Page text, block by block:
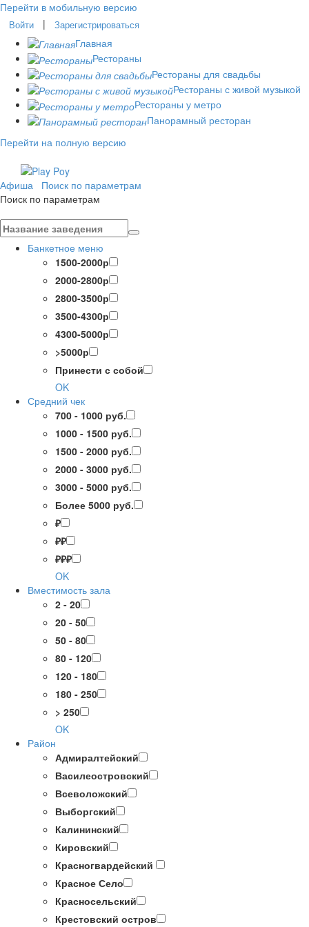
Перейти в мобильную версию
Войти | Зарегистрироваться
Главная
Рестораны
Рестораны для свадьбы
Рестораны с живой музыкой
Рестораны у метро
Панорамный ресторан
Перейти на полную версию
Афиша
Поиск по параметрам
Поиск по параметрам
Банкетное меню
1500-2000р
2000-2800р
2800-3500р
3500-4300р
4300-5000р
>5000р
Принести с собой
OK
Средний чек
700 - 1000 руб.
1000 - 1500 руб.
1500 - 2000 руб.
2000 - 3000 руб.
3000 - 5000 руб.
Более 5000 руб.
₽
₽₽
₽₽₽
OK
Вместимость зала
2 - 20
20 - 50
50 - 80
80 - 120
120 - 180
180 - 250
> 250
OK
Район
Адмиралтейский
Василеостровский
Всеволожский
Выборгский
Калининский
Кировский
Красногвардейский
Красное Село
Красносельский
Крестовский остров